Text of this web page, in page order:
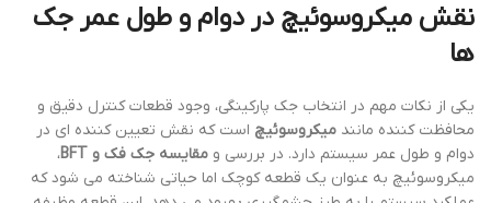
نقش میکروسوئیچ در دوام و طول عمر جک
ها
یکی از نکات مهم در انتخاب جک پارکینگی، وجود قطعات کنترل دقیق و
محافظت کننده مانند میکروسوئیچ است که نقش تعیین کننده ای در
دوام و طول عمر سیستم دارد. در بررسی و مقایسه جک فک و BFT
،
میکروسوئیچ به عنوان یک قطعه کوچک اما حیاتی شناخته می شود که